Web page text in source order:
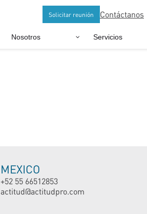
Solicitar reunión Contáctanos
Nosotros Servicios
MEXICO
+52 55 66512853
actitud@actitudpro.com